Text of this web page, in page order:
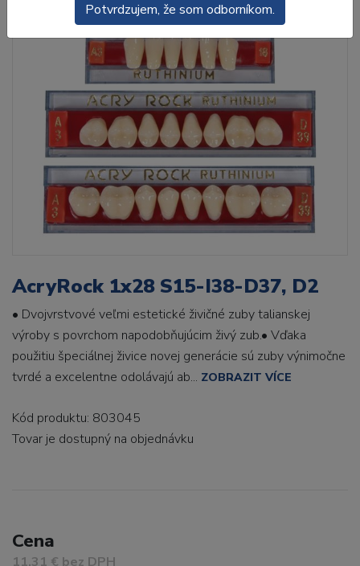
AcryRock 1x28 S15-I38-D37, D2
• Dvojvrstvové veľmi estetické živičné zuby talianskej
výroby s povrchom napodobňujúcim živý zub.• Vďaka
použitiu špeciálnej živice novej generácie sú zuby výnimočne
tvrdé a excelentne odolávajú ab... ZOBRAZIT VÍCE
Kód produktu: 803045
Tovar je dostupný na objednávku
Cena
11,31 € bez DPH
Potvrdzujem, že som odborníkom.